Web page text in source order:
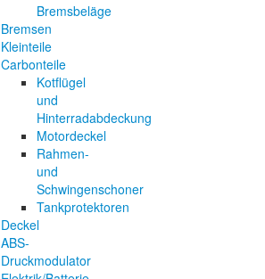
Bremsbeläge
Bremsen
Kleinteile
Carbonteile
Kotflügel
und
Hinterradabdeckung
Motordeckel
Rahmen-
und
Schwingenschoner
Tankprotektoren
Deckel
ABS-
Druckmodulator